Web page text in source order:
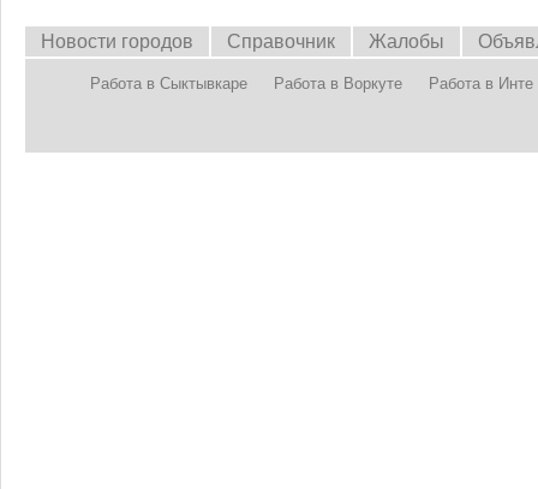
Новости городов Справочник Жалобы
Работа в Сыктывкаре Работа в Воркуте Работа в Инте